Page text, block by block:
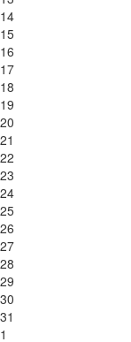
14
15
16
17
18
19
20
21
22
23
24
25
26
27
28
29
30
31
1